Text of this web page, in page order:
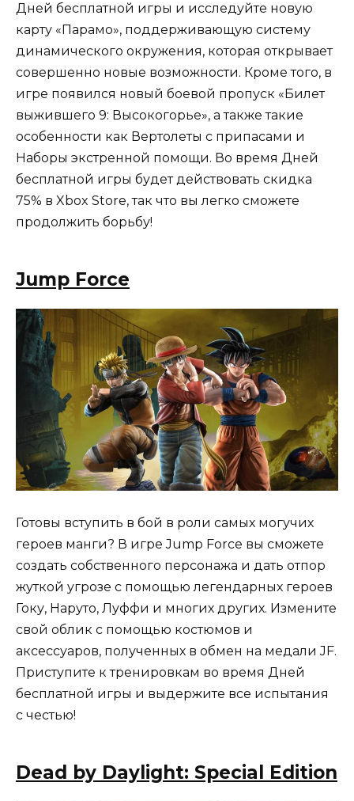
Дней бесплатной игры и исследуйте новую
карту «Парамо», поддерживающую систему
динамического окружения, которая открывает
совершенно новые возможности. Кроме того, в
игре появился новый боевой пропуск «Билет
выжившего 9: Высокогорье», а также такие
особенности как Вертолеты с припасами и
Наборы экстренной помощи. Во время Дней
бесплатной игры будет действовать скидка
75% в Xbox Store, так что вы легко сможете
продолжить борьбу!
Jump Force
Готовы вступить в бой в роли самых могучих
героев манги? В игре Jump Force вы сможете
создать собственного персонажа и дать отпор
жуткой угрозе с помощью легендарных героев
Гоку, Наруто, Луффи и многих других. Измените
свой облик с помощью костюмов и
аксессуаров, полученных в обмен на медали JF.
Приступите к тренировкам во время Дней
бесплатной игры и выдержите все испытания
с честью!
Dead by Daylight: Special Edition